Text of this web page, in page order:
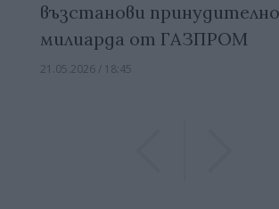
възстанови принудително
милиарда от ГАЗПРОМ
21.05.2026 / 18:45